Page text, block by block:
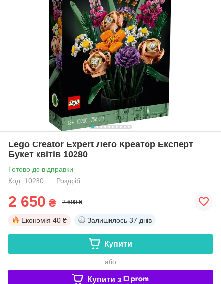
Lego Creator Expert Лего Креатор Експерт
Букет квітів 10280
Готово до відправки
Код: 10280
Роздріб
2 650 ₴ 2 690 ₴
Економія 40 ₴ Залишилось 37 днів
Купити
або
Купити з